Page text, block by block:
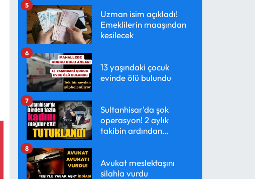
Uzman isim açıkladı!
Emeklilerin maaşından
kesilecek
5
13 yaşındaki çocuk
evinde ölü bulundu
6
Sultanhisar'da şok
operasyon! 2 aylık
takibin ardından
7
Avukat meslektaşını
silahla vurdu
8